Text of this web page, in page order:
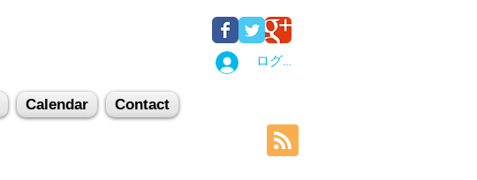
ログイン
Calendar Contact